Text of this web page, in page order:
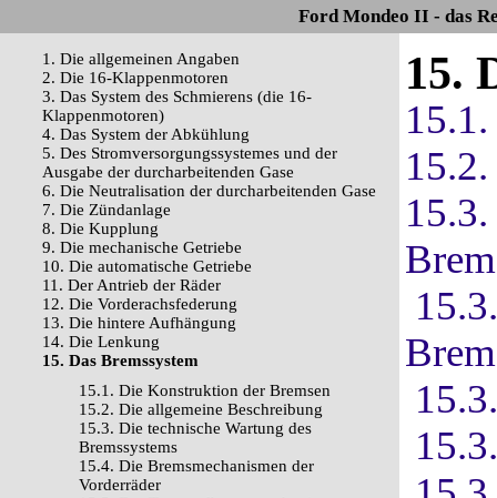
Ford Mondeo II - das
1. Die allgemeinen Angaben
2. Die 16-Klappenmotoren
3. Das System des Schmierens (die 16-
Klappenmotoren)
4. Das System der Abkühlung
5. Des Stromversorgungssystemes und der
Ausgabe der durcharbeitenden Gase
6. Die Neutralisation der durcharbeitenden Gase
7. Die Zündanlage
8. Die Kupplung
9. Die mechanische Getriebe
10. Die automatische Getriebe
11. Der Antrieb der Räder
12. Die Vorderachsfederung
13. Die hintere Aufhängung
14. Die Lenkung
15. Das Bremssystem
15.1. Die Konstruktion der Bremsen
15.2. Die allgemeine Beschreibung
15.3. Die technische Wartung des
Bremssystems
15.4. Die Bremsmechanismen der
Vorderräder
15.